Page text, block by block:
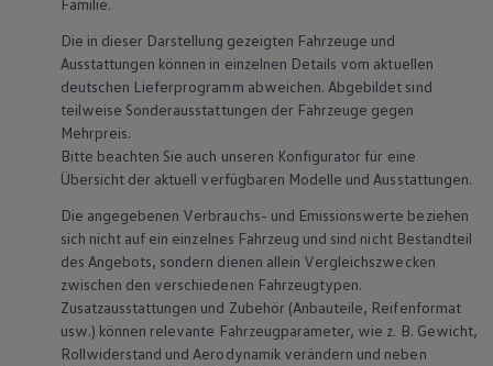
Familie.
Die in dieser Darstellung gezeigten Fahrzeuge und
Ausstattungen können in einzelnen Details vom aktuellen
deutschen Lieferprogramm abweichen. Abgebildet sind
teilweise Sonderausstattungen der Fahrzeuge gegen
Mehrpreis.
Bitte beachten Sie auch unseren Konfigurator für eine
Übersicht der aktuell verfügbaren Modelle und Ausstattungen.
Die angegebenen Verbrauchs- und Emissionswerte beziehen
sich nicht auf ein einzelnes Fahrzeug und sind nicht Bestandteil
des Angebots, sondern dienen allein Vergleichszwecken
zwischen den verschiedenen Fahrzeugtypen.
Zusatzausstattungen und Zubehör (Anbauteile, Reifenformat
usw.) können relevante Fahrzeugparameter, wie z. B. Gewicht,
Rollwiderstand und Aerodynamik verändern und neben